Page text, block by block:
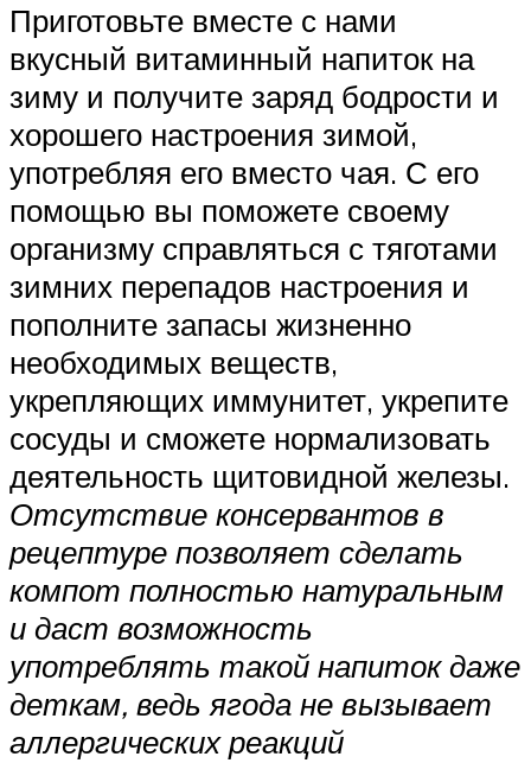
Приготовьте вместе с нами
вкусный витаминный напиток на
зиму и получите заряд бодрости и
хорошего настроения зимой,
употребляя его вместо чая. С его
помощью вы поможете своему
организму справляться с тяготами
зимних перепадов настроения и
пополните запасы жизненно
необходимых веществ,
укрепляющих иммунитет, укрепите
сосуды и сможете нормализовать
деятельность щитовидной железы.
Отсутствие консервантов в
рецептуре позволяет сделать
компот полностью натуральным
и даст возможность
употреблять такой напиток даже
деткам, ведь ягода не вызывает
аллергических реакций